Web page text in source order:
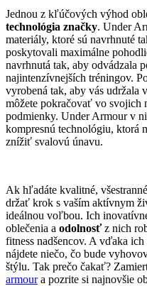
Jednou z kľúčových výhod
technológia značky. Under
materiály, ktoré sú navrhnuté
poskytovali maximálne
navrhnutá tak, aby odvádzala
najintenzívnejších tréningov.
vyrobená tak, aby vás udržala
môžete pokračovať vo svojich
podmienky. Under Armour v
kompresnú technológiu, ktorá
znížiť svalovú únavu.
Ak hľadáte kvalitné,
držať krok s vaším aktívnym
ideálnou voľbou. Ich
oblečenia a odolnosťz nich
fitness nadšencov. A vďaka
nájdete niečo, čo bude
štýlu. Tak prečo čakať?
armoura pozrite si najnovšie